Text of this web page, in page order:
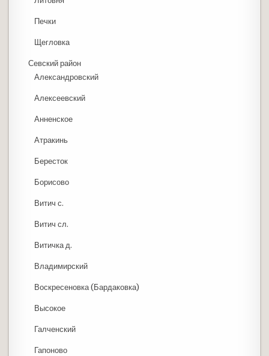
Печки
Щегловка
Севский район
Александровский
Алексеевский
Анненское
Атракинь
Бересток
Борисово
Витич с.
Витич сл.
Витичка д.
Владимирский
Воскресеновка (Бардаковка)
Высокое
Галченский
Гапоново